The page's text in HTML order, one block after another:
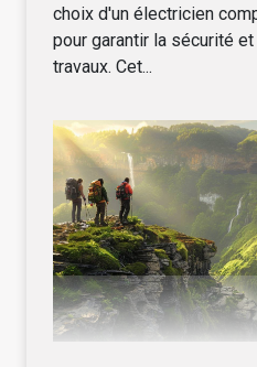
choix d'un électricien
pour garantir la sécurité
travaux. Cet...